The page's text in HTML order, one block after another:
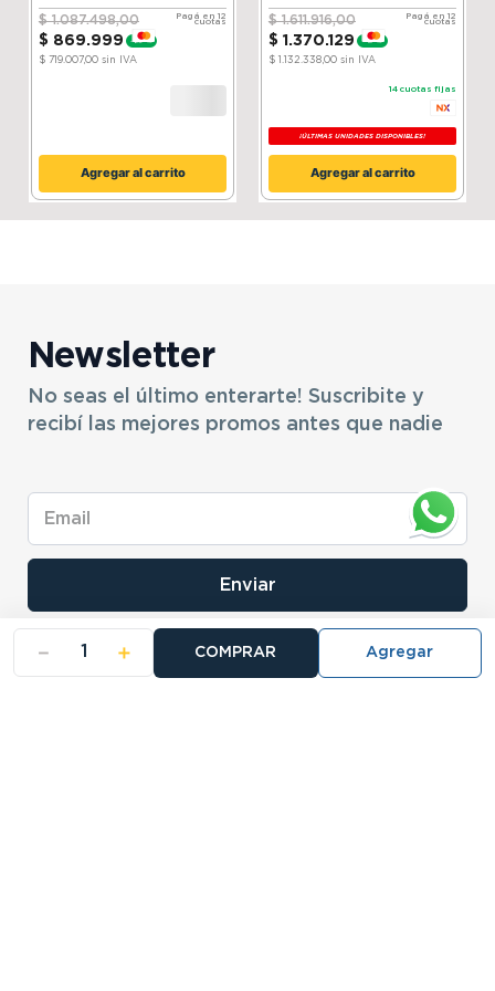
＋
－ COMPRAR
Silver
$ 1.087.498,00
$ 869.999 - 20 %
$ 719.007,00sin IVA
Pagá en 12
cuotas
Agregar al carrito
Compressor│ ThinQ
$ 1.611.916,00
$ 1 .370.129 15 %
$ 1.132.338,00sin IVA
Pagá en 12
cuotas
14 cuotas fijas
¡ÚLTIMAS UNIDADES DISPONIBLES!
Agregar al carrito
Newsletter
No seas el último enterarte! Suscribite y
recibí las mejores promos antes que nadie
Enviar